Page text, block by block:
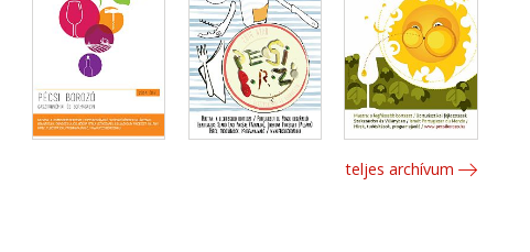
teljes archívum